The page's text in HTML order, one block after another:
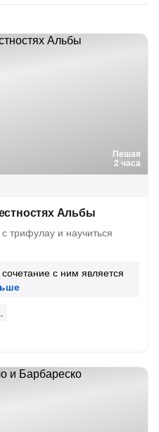
Пешая
2 часа
Альбы
трифулау и научиться
сочетание с ним является